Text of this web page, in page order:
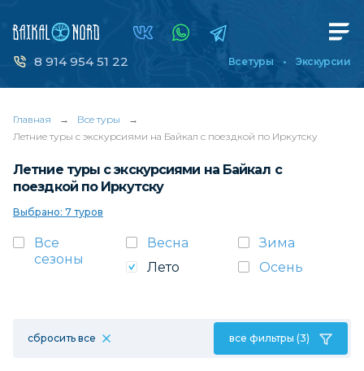
8 914 954 51 22 Все туры Экскурсии
Главная → Все туры
→
Летние туры с экскурсиями на Байкал с поездкой по Иркутску
Летние туры с экскурсиями на Байкал с
поездкой по Иркутску
Выбрано: 7 туров
Все
сезоны
Весна
Зима
Лето
Осень
сбросить все все фильтры (3)